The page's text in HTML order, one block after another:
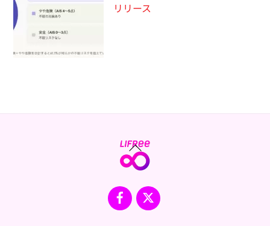
リリース
Back
To
Facebook
X